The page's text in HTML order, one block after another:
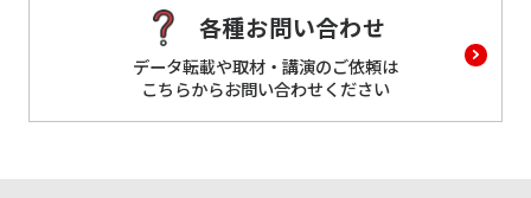
各種お問い合わせ
データ転載や取材・講演のご依頼は
こちらからお問い合わせください